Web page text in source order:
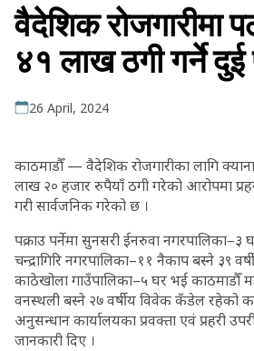
वैदेशिक रोजगारीमा
४१ लाख ठगी गर्ने
26 April, 2024
काठमाडौँ — वैदेशिक रोजगारीका लागि
लाख २० हजार रुपैयाँ ठगी गरेको आरोपमा
गरी सार्वजनिक गरेको छ ।
पक्राउ पर्नेमा सुनसरी ईनरुवा नगरपालिका–३
चन्द्रागिरि नगरपालिका–११ नैकाप बस्ने ३९
काठेखोला गाउँपालिका–५ घर भई काठमाडौँ
वनस्थली बस्ने २७ वर्षीय विवेक कँडेल रहेको
अनुसन्धान कार्यालयका प्रवक्ता एवं प्रहरी
जानकारी दिए ।